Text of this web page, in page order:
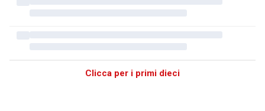
Clicca per i primi dieci